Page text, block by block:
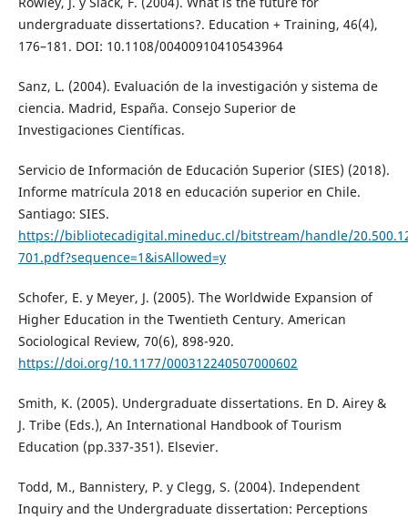
undergraduate dissertations?. Education + Training, 46(4),
176–181. DOI: 10.1108/00400910410543964
Sanz, L. (2004). Evaluación de la investigación y sistema de
ciencia. Madrid, España. Consejo Superior de
Investigaciones Científicas.
Servicio de Información de Educación Superior (SIES) (2018).
Informe matrícula 2018 en educación superior en Chile.
Santiago: SIES.
https://bibliotecadigital.mineduc.cl/bitstream/handle/
701.pdf?sequence=1&isAllowed=y
Schofer, E. y Meyer, J. (2005). The Worldwide Expansion of
Higher Education in the Twentieth Century. American
Sociological Review, 70(6), 898-920.
https://doi.org/10.1177/000312240507000602
Smith, K. (2005). Undergraduate dissertations. En D. Airey &
J. Tribe (Eds.), An International Handbook of Tourism
Education (pp.337-351). Elsevier.
Todd, M., Bannistery, P. y Clegg, S. (2004). Independent
Inquiry and the Undergraduate dissertation: Perceptions